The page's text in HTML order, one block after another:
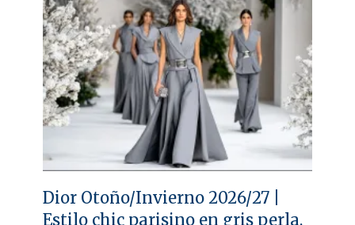
Dior Otoño/Invierno 2026/27 |
Estilo chic parisino en gris perla,